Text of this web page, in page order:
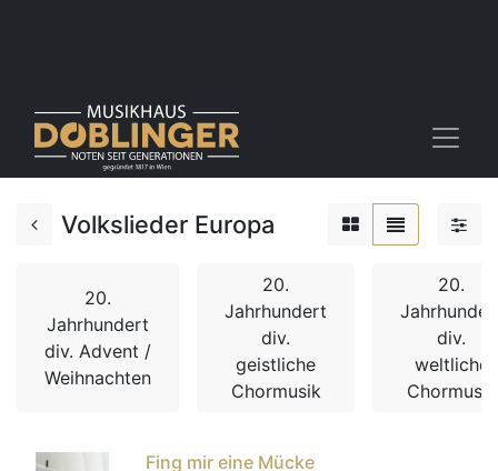
Volkslieder Europa
20.
Jahrhundert
div. Advent /
Weihnachten
20.
Jahrhundert
div.
geistliche
Chormusik
20.
div.
weltliche
Chormusik
Fing mir eine Mücke